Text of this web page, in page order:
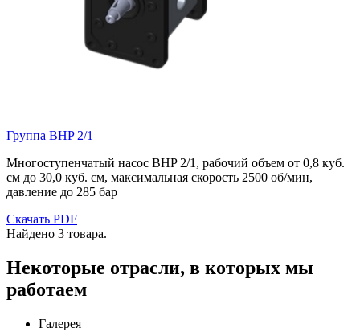
Группа BHP 2/1
Многоступенчатый насос BHP 2/1, рабочий объем от 0,8 куб.
см до 30,0 куб. см, максимальная скорость 2500 об/мин,
давление до 285 бар
Скачать PDF
Найдено 3 товара.
Некоторые отрасли, в которых мы
работаем
Галерея